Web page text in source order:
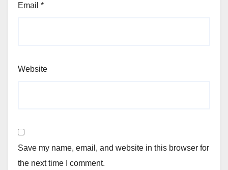
Email *
Website
Save my name, email, and website in this browser for
the next time I comment.